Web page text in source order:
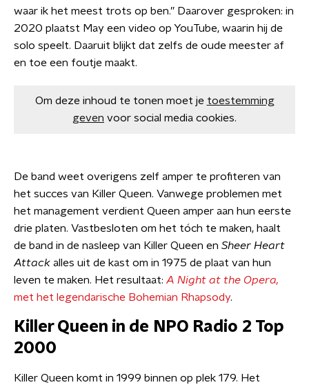
waar ik het meest trots op ben.” Daarover gesproken: in
2020 plaatst May een video op YouTube, waarin hij de
solo speelt. Daaruit blijkt dat zelfs de oude meester af
en toe een foutje maakt.
Om deze inhoud te tonen moet je toestemming
geven voor social media cookies.
De band weet overigens zelf amper te profiteren van
het succes van Killer Queen. Vanwege problemen met
het management verdient Queen amper aan hun eerste
drie platen. Vastbesloten om het tóch te maken, haalt
de band in de nasleep van Killer Queen en Sheer Heart
Attack alles uit de kast om in 1975 de plaat van hun
leven te maken. Het resultaat: A Night at the Opera,
met het legendarische Bohemian Rhapsody.
Killer Queen in de NPO Radio 2 Top
2000
Killer Queen komt in 1999 binnen op plek 179. Het